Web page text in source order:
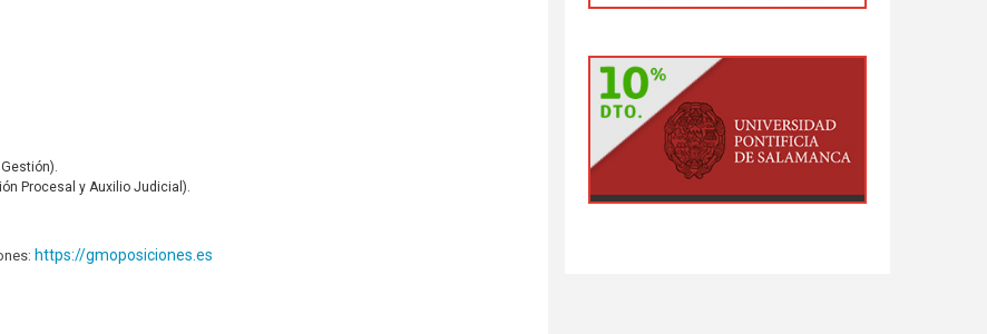
Procesal y Auxilio Judicial).
https://gmoposiciones.es